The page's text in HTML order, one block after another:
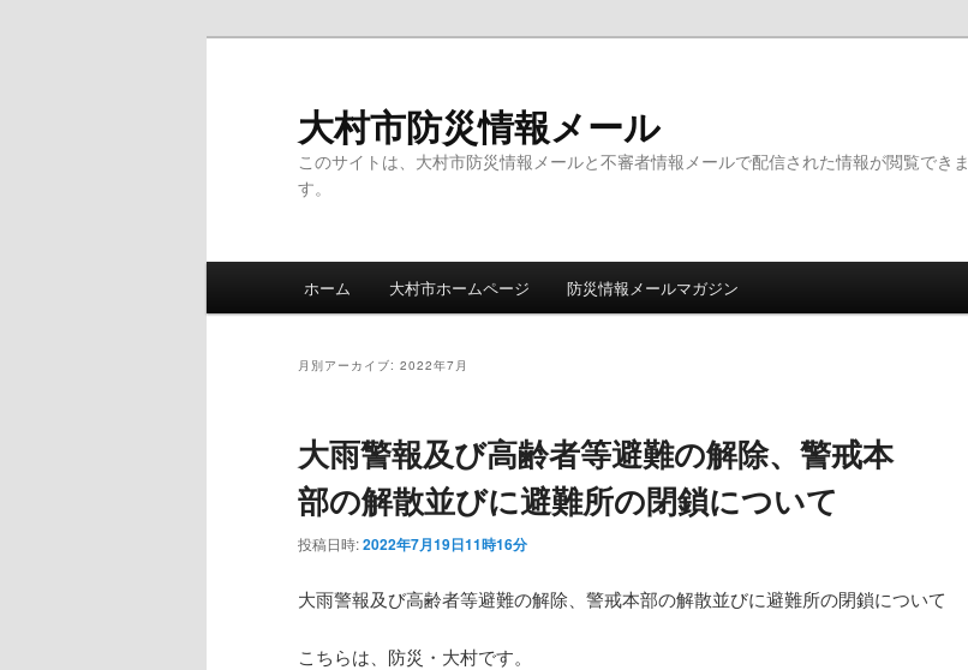
大村市防災情報メール
このサイトは、大村市防災情報メールと不審者情報メールで配信された情報が閲覧できま
す。
ホーム 大村市ホームページ 防災情報メールマガジン
月別アーカイブ: 2022年7月
大雨警報及び高齢者等避難の解除、警戒本
部の解散並びに避難所の閉鎖について
投稿日時:2022年7月19日11時16分
大雨警報及び高齢者等避難の解除、警戒本部の解散並びに避難所の閉鎖について
こちらは、防災・大村です。